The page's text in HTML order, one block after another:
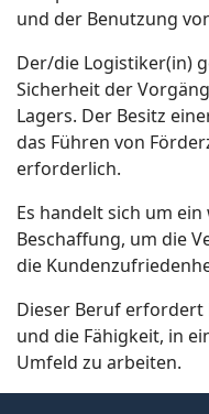
und der Benutzung
Der/die Logistiker(in)
Sicherheit der
Lagers. Der Besitz
das Führen von
erforderlich.
Es handelt sich um
Beschaffung, um die
die
Dieser Beruf erfordert
und die Fähigkeit, in
Umfeld zu arbeiten.